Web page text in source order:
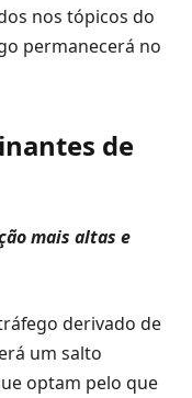
​​nos tópicos do
permanecerá no
de
mais altas e
derivado de
um salto
optam pelo que